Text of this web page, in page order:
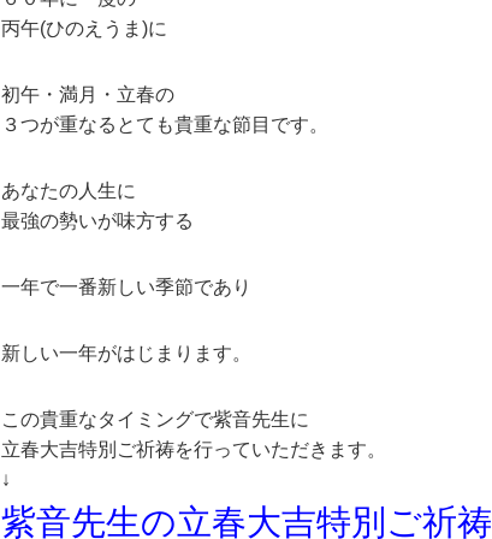
丙午(ひのえうま)に
初午・満月・立春の
３つが重なるとても貴重な節目です。
あなたの人生に
最強の勢いが味方する
一年で一番新しい季節であり
新しい一年がはじまります。
この貴重なタイミングで紫音先生に
立春大吉特別ご祈祷を行っていただきます。
↓
紫音先生の立春大吉特別ご祈祷